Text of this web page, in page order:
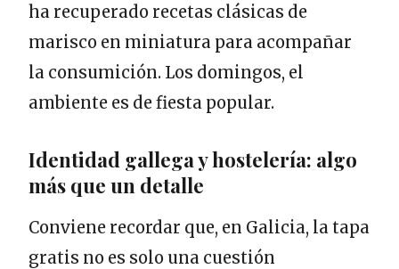
ha recuperado recetas clásicas de
marisco en miniatura para acompañar
la consumición. Los domingos, el
ambiente es de fiesta popular.
Identidad gallega y hostelería: algo
más que un detalle
Conviene recordar que, en Galicia, la tapa
gratis no es solo una cuestión